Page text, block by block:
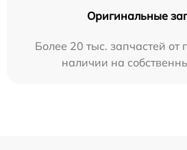
Оригинальные
Более 20 тыс. запчастей от
наличии на